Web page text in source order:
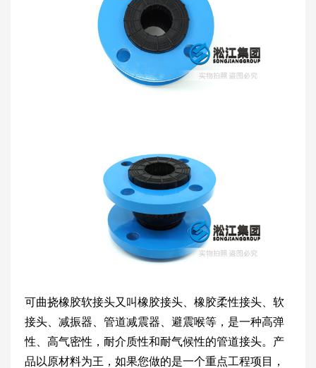
可曲挠橡胶软接头又叫橡胶接头、橡胶柔性接头、软
接头、减振器、管道减震器、避震喉等，是一种高弹
性、高气密性，耐介质性和耐气候性的管道接头。产
品以原材料为王，如果您做的是一个重点工程项目，